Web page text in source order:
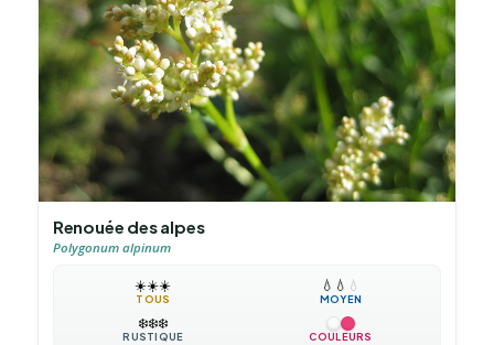
Renouée des alpes
Polygonum alpinum
☀️☀️☀️
TOUS
💧 💧 💧
MOYEN
❄️❄️❄️
RUSTIQUE COULEURS